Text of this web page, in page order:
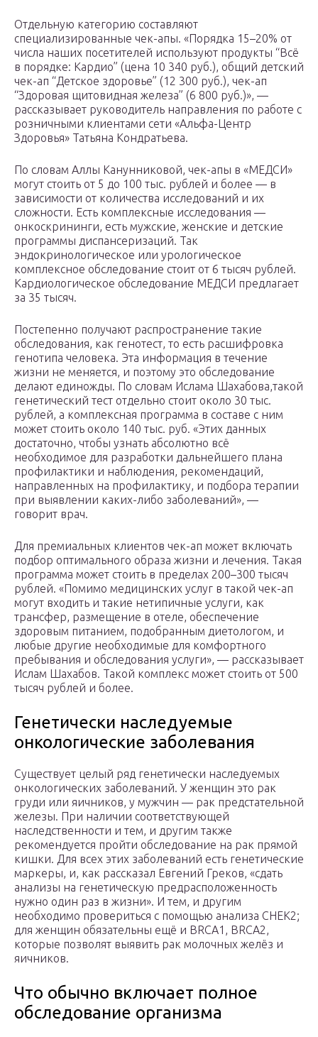
Отдельную категорию составляют
специализированные чек-апы. «Порядка 15–20% от
числа наших посетителей используют продукты “Всё
в порядке: Кардио” (цена 10 340 руб.), общий детский
чек-ап “Детское здоровье” (12 300 руб.), чек-ап
“Здоровая щитовидная железа” (6 800 руб.)», —
рассказывает руководитель направления по работе с
розничными клиентами сети «Альфа-Центр
Здоровья» Татьяна Кондратьева.
По словам Аллы Канунниковой, чек-апы в «МЕДСИ»
могут стоить от 5 до 100 тыс. рублей и более — в
зависимости от количества исследований и их
сложности. Есть комплексные исследования —
онкоскрининги, есть мужские, женские и детские
программы диспансеризаций. Так
эндокринологическое или урологическое
комплексное обследование стоит от 6 тысяч рублей.
Кардиологическое обследование МЕДСИ предлагает
за 35 тысяч.
Постепенно получают распространение такие
обследования, как генотест, то есть расшифровка
генотипа человека. Эта информация в течение
жизни не меняется, и поэтому это обследование
делают единожды. По словам Ислама Шахабова,такой
генетический тест отдельно стоит около 30 тыс.
рублей, а комплексная программа в составе с ним
может стоить около 140 тыс. руб. «Этих данных
достаточно, чтобы узнать абсолютно всё
необходимое для разработки дальнейшего плана
профилактики и наблюдения, рекомендаций,
направленных на профилактику, и подбора терапии
при выявлении каких-либо заболеваний», —
говорит врач.
Для премиальных клиентов чек-ап может включать
подбор оптимального образа жизни и лечения. Такая
программа может стоить в пределах 200–300 тысяч
рублей. «Помимо медицинских услуг в такой чек-ап
могут входить и такие нетипичные услуги, как
трансфер, размещение в отеле, обеспечение
здоровым питанием, подобранным диетологом, и
любые другие необходимые для комфортного
пребывания и обследования услуги», — рассказывает
Ислам Шахабов. Такой комплекс может стоить от 500
тысяч рублей и более.
Генетически наследуемые
онкологические заболевания
Существует целый ряд генетически наследуемых
онкологических заболеваний. У женщин это рак
груди или яичников, у мужчин — рак предстательной
железы. При наличии соответствующей
наследственности и тем, и другим также
рекомендуется пройти обследование на рак прямой
кишки. Для всех этих заболеваний есть генетические
маркеры, и, как рассказал Евгений Греков, «сдать
анализы на генетическую предрасположенность
нужно один раз в жизни». И тем, и другим
необходимо провериться с помощью анализа CHEK2;
для женщин обязательны ещё и BRCA1, BRCA2,
которые позволят выявить рак молочных желёз и
яичников.
Что обычно включает полное
обследование организма